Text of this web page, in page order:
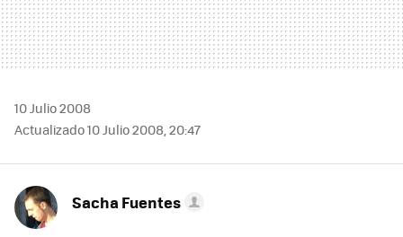
10 Julio 2008
Actualizado 10 Julio 2008, 20:47
Sacha Fuentes